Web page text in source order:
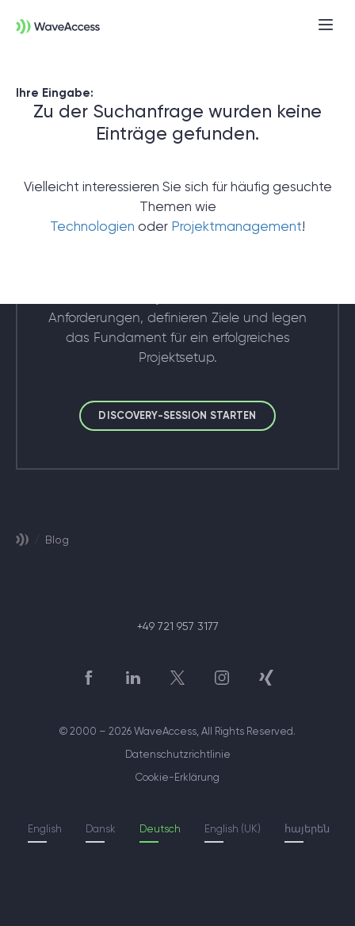
Ihre Eingabe:
Zu der Suchanfrage wurden keine
Einträge gefunden.
Vielleicht interessieren Sie sich für häufig gesuchte
Themen wie
Technologien oder Projektmanagement!
Noch nicht sicher, was Sie
Anforderungen, definieren Ziele und legen
das Fundament für ein erfolgreiches
Projektsetup.
DISCOVERY-SESSION STARTEN
Blog
+49 721 957 3177
հայերեն
English (UK)
Deutsch
Dansk
English
© 2000 – 2026 WaveAccess, All Rights Reserved.
Datenschutzrichtlinie
Cookie-Erklärung